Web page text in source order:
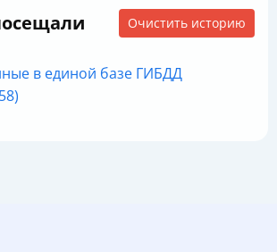
Очистить историю
в единой базе ГИБДД